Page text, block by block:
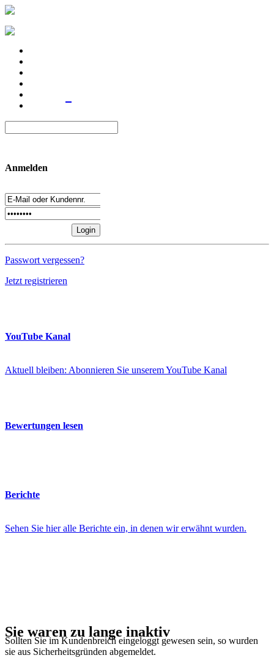
Anmelden
Passwort vergessen?
Jetzt registrieren
YouTube Kanal
Aktuell bleiben: Abonnieren Sie unserem YouTube Kanal
Bewertungen lesen
Berichte
Sehen Sie hier alle Berichte ein, in denen wir erwähnt wurden.
Sie waren zu lange inaktiv
Sollten Sie im Kundenbreich eingeloggt gewesen sein, so wurden
sie aus Sicherheitsgründen abgemeldet.